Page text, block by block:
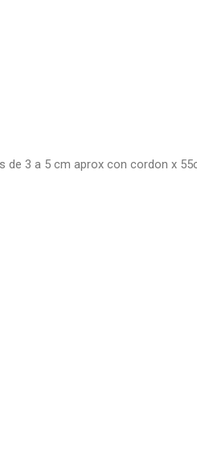
de 3 a 5 cm aprox con cordon x